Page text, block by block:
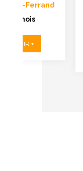
Ferrand
mois
SAVOIR +